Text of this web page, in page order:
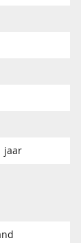
jaar